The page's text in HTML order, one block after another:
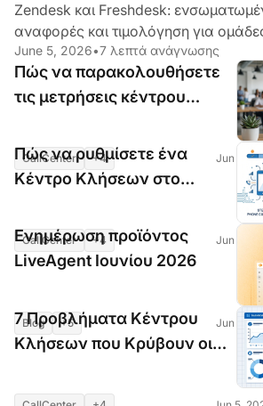
Zendesk και Freshdesk:
αναφορές και τιμολόγηση για
παραγόντων. Ποια είναι η καλύτερη
June 5, 2026•7 λεπτά ανάγνωσης
Πώς να παρακολουθήσετε
τις μετρήσεις κέντρου
(AHT, FCR, CSAT)
CallCenter +4 Jun 5,
Πώς να ρυθμίσετε ένα
Κέντρο Κλήσεων στο
προς Βήμα
CallCenter +4 Jun 5,
Ενημέρωση προϊόντος
LiveAgent Ιουνίου 2026
Blog +5 Jun 5,
7 Προβλήματα Κέντρου
Κλήσεων που Κρύβουν οι
τα Επιλύσετε | LiveAgent